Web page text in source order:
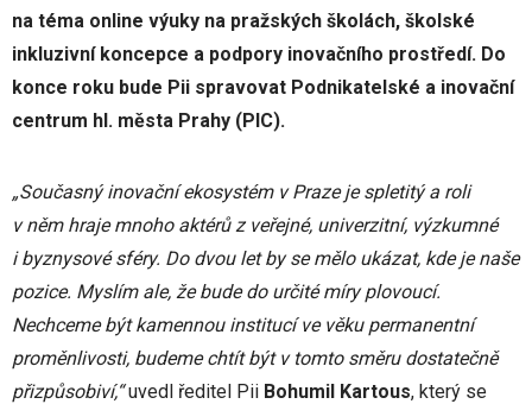
na téma online výuky na pražských školách, školské
inkluzivní koncepce a podpory inovačního prostředí. Do
konce roku bude Pii spravovat Podnikatelské a inovační
centrum hl. města Prahy (PIC).
„Současný inovační ekosystém v Praze je spletitý a roli
v něm hraje mnoho aktérů z veřejné, univerzitní, výzkumné
i byznysové sféry. Do dvou let by se mělo ukázat, kde je naše
pozice. Myslím ale, že bude do určité míry plovoucí.
Nechceme být kamennou institucí ve věku permanentní
proměnlivosti, budeme chtít být v tomto směru dostatečně
přizpůsobiví,“uvedl ředitel Pii Bohumil Kartous, který se